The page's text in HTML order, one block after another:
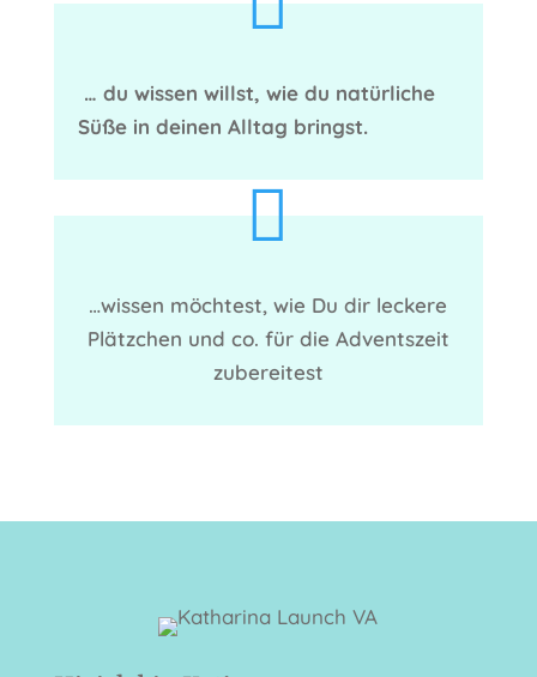
… du wissen willst, wie du natürliche
Süße in deinen Alltag bringst.

…wissen möchtest, wie Du dir leckere
Plätzchen und co. für die Adventszeit
zubereitest